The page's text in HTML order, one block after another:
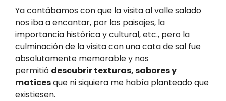
Ya contábamos con que la visita al valle salado
nos iba a encantar, por los paisajes, la
importancia histórica y cultural, etc., pero la
culminación de la visita con una cata de sal fue
absolutamente memorable y nos
permitió descubrir texturas, sabores y
maticesque ni siquiera me había planteado que
existiesen.